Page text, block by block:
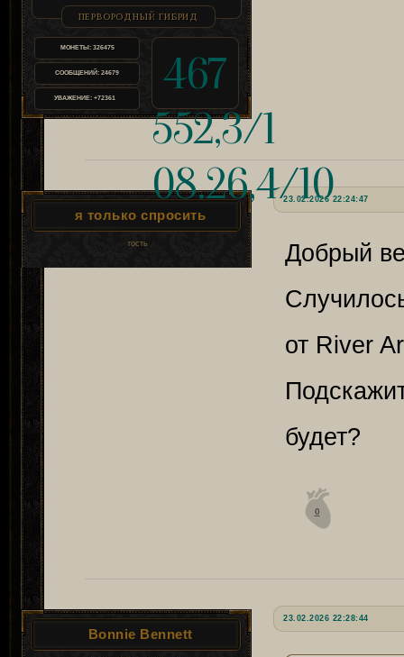
ПЕРВОРОДНЫЙ ГИБРИД
МОНЕТЫ:326475
СООБЩЕНИЙ: 24679
УВАЖЕНИЕ: +72361
467
552,3/1
08.26,4/10
23.02.2026 22:24:47
я только спросить
гость
Добрый
от River
будет?
0
23.02.2026 22:28:44
Bonnie Bennett